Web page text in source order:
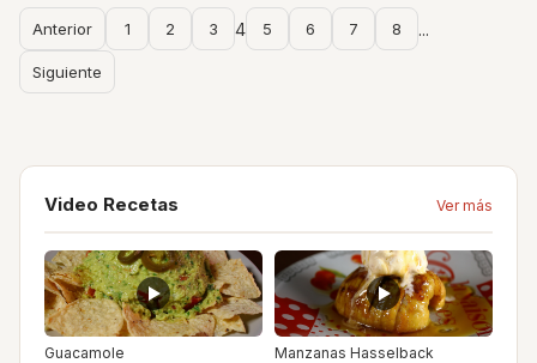
Anterior 1 2 3 4 5 6 7 8 ...
Siguiente
Video Recetas Ver más
Guacamole Manzanas Hasselback